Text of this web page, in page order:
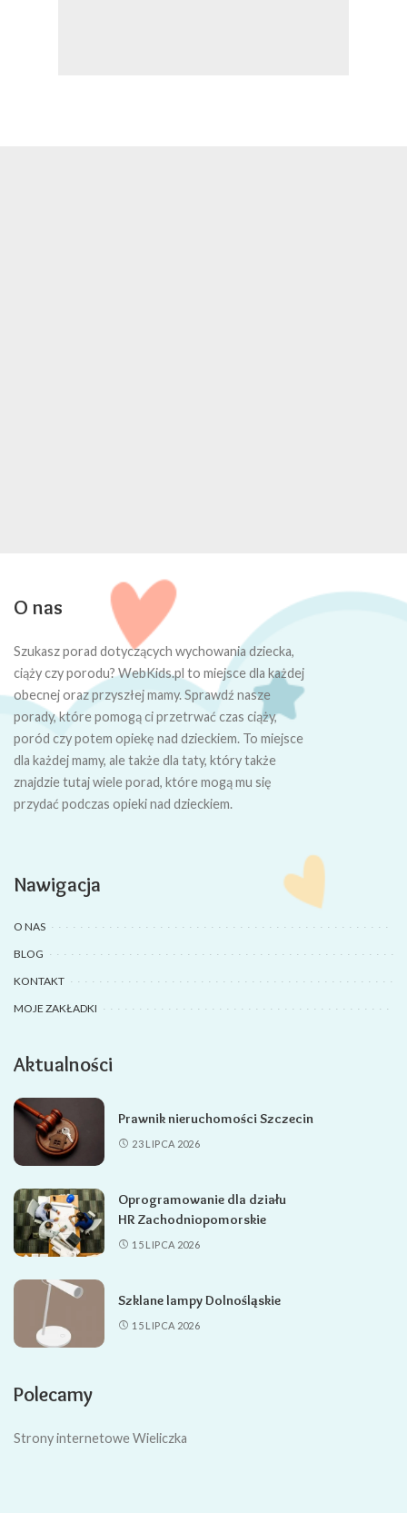
O nas
Szukasz porad dotyczących wychowania dziecka,
ciąży czy porodu? WebKids.pl to miejsce dla każdej
obecnej oraz przyszłej mamy. Sprawdź nasze
porady, które pomogą ci przetrwać czas ciąży,
poród czy potem opiekę nad dzieckiem. To miejsce
dla każdej mamy, ale także dla taty, który także
znajdzie tutaj wiele porad, które mogą mu się
przydać podczas opieki nad dzieckiem.
Nawigacja
O NAS
BLOG
KONTAKT
MOJE ZAKŁADKI
Aktualności
Prawnik nieruchomości Szczecin
23 LIPCA 2026
Oprogramowanie dla działu
HR Zachodniopomorskie
15 LIPCA 2026
Szklane lampy Dolnośląskie
15 LIPCA 2026
Polecamy
Strony internetowe Wieliczka